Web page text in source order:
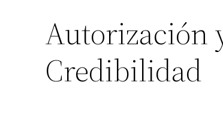
Autorización
Credibilidad